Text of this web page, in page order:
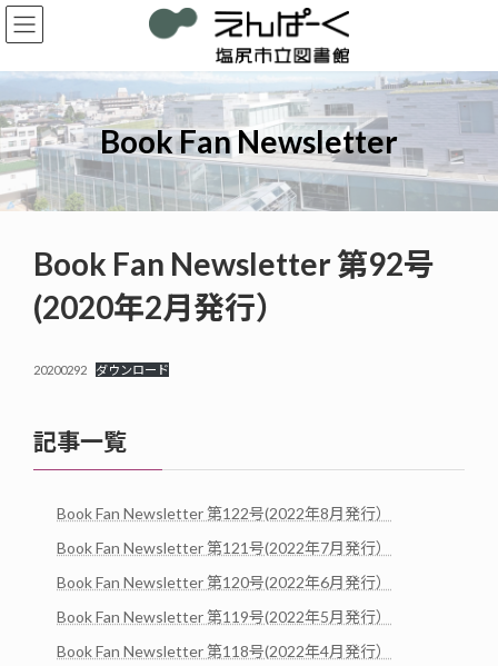
コ
ン
ン
ツ
へ
ス
キ
ッ
プ
ナ
ビ
ー
シ
ョ
ン
に
移
動
Book Fan Newsletter
Book Fan Newsletter 第92号
(2020年2月発行）
20200292 ダウンロード
記事一覧
Book Fan Newsletter 第122号(2022年8月発行）
Book Fan Newsletter 第121号(2022年7月発行）
Book Fan Newsletter 第120号(2022年6月発行）
Book Fan Newsletter 第119号(2022年5月発行）
Book Fan Newsletter 第118号(2022年4月発行）